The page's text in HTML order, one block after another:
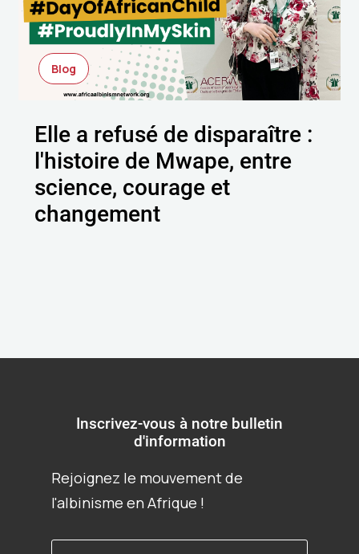
Blog
Elle a refusé de disparaître :
l'histoire de Mwape, entre
science, courage et
changement
Inscrivez-vous à notre bulletin
d'information
Rejoignez le mouvement de
l'albinisme en Afrique !
Prénom